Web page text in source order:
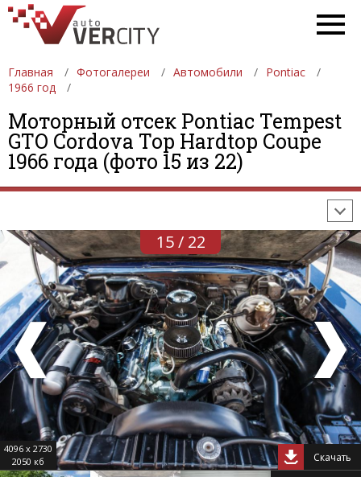
Главная Фотогалереи Автомобили
Pontiac
1966 год
Моторный отсек Pontiac Tempest
GTO Cordova Top Hardtop Coupe
1966 года (фото 15 из 22)
ФОТОГАЛЕРЕИ АВТОМОБИЛИ
ДЕВУШКИ
АВТОСАЛОНЫ
ФОРМУЛА-1
15 / 22
4096 x 2730
2050 кб
Скачать